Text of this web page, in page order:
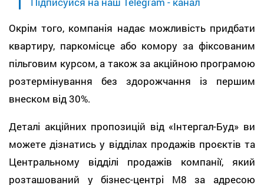
Окрім того, компанія надає можливість придбати
квартиру, паркомісце або комору за фіксованим
пільговим курсом, а також за акційною програмою
розтермінування без здорожчання із першим
внеском від 30%.
Деталі акційних пропозицій від «Інтергал-Буд» ви
можете дізнатись у відділах продажів проєктів та
Центральному відділі продажів компанії, який
розташований у бізнес-центрі М8 за адресою